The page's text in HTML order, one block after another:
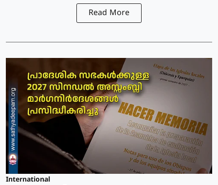
Read More
International